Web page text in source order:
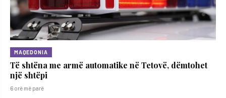
MAQEDONIA
Të shtëna me armë automatike në Tetovë, dëmtohet
një shtëpi
6 orë më parë